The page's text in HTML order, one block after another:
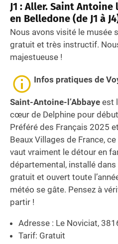
J1 : Aller. Saint Antoine
en Belledone (de J1 à
Nous avons visité le musée
gratuit et très instructif.
majestueuse !
Infos pratiques de
Saint-Antoine-l’Abbaye est
cœur de Delphine pour
Préféré des Français 2025
Beaux Villages de France,
vaut vraiment le détour en
départemental, installé dans
gratuit et ouvert toute
météo se gâte. Pensez à
partir !
Adresse : Le Noviciat,
Tarif: Gratuit